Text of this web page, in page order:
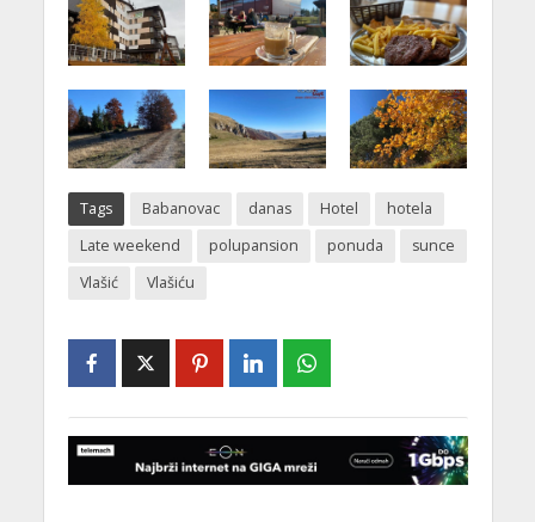
Tags Babanovac danas Hotel
hotela
Late weekend
polupansion ponuda
sunce
Vlašić
Vlašiću